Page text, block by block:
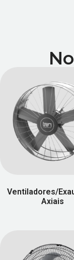
Ventiladores/
Axiais